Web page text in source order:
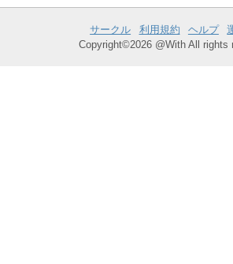
サークル 利用規約 ヘルプ
Copyright©2026 @With All rights